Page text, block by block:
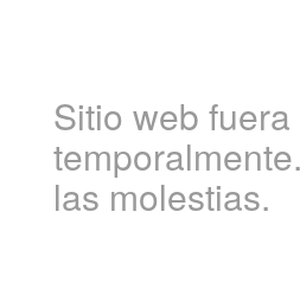
Sitio web
las molestias.